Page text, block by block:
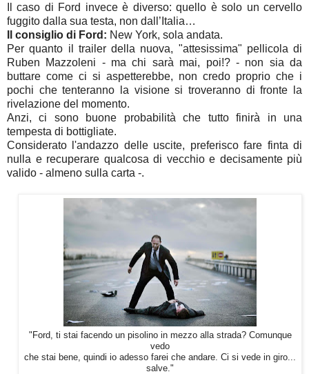
Il caso di Ford invece è diverso: quello è solo un cervello
fuggito dalla sua testa, non dall’Italia…
Il consiglio di Ford: New York, sola andata.
Per quanto il trailer della nuova, "attesissima" pellicola di
Ruben Mazzoleni - ma chi sarà mai, poi!? - non sia da
buttare come ci si aspetterebbe, non credo proprio che i
pochi che tenteranno la visione si troveranno di fronte la
rivelazione del momento.
Anzi, ci sono buone probabilità che tutto finirà in una
tempesta di bottigliate.
Considerato l'andazzo delle uscite, preferisco fare finta di
nulla e recuperare qualcosa di vecchio e decisamente più
valido - almeno sulla carta -.
"Ford, ti stai facendo un pisolino in mezzo alla strada? Comunque
vedo
che stai bene, quindi io adesso farei che andare. Ci si vede in giro...
salve."